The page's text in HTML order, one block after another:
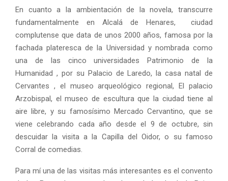
En cuanto a la ambientación de la novela, transcurre
fundamentalmente en Alcalá de Henares, ciudad
complutense que data de unos 2000 años, famosa por la
fachada plateresca de la Universidad y nombrada como
una de las cinco universidades Patrimonio de la
Humanidad , por su Palacio de Laredo, la casa natal de
Cervantes , el museo arqueológico regional, El palacio
Arzobispal, el museo de escultura que la ciudad tiene al
aire libre, y su famosísimo Mercado Cervantino, que se
viene celebrando cada año desde el 9 de octubre, sin
descuidar la visita a la Capilla del Oidor, o su famoso
Corral de comedias.
Para mí una de las visitas más interesantes es el convento